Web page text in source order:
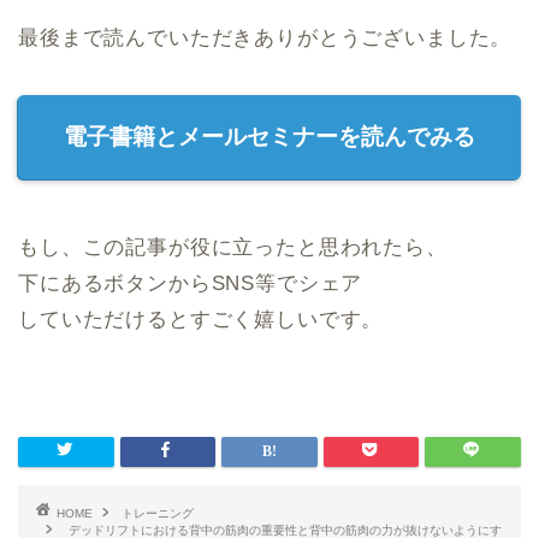
最後まで読んでいただきありがとうございました。
電子書籍とメールセミナーを読んでみる
もし、この記事が役に立ったと思われたら、
下にあるボタンからSNS等でシェア
していただけるとすごく嬉しいです。
HOME
トレーニング
デッドリフトにおける背中の筋肉の重要性と背中の筋肉の力が抜けないようにす